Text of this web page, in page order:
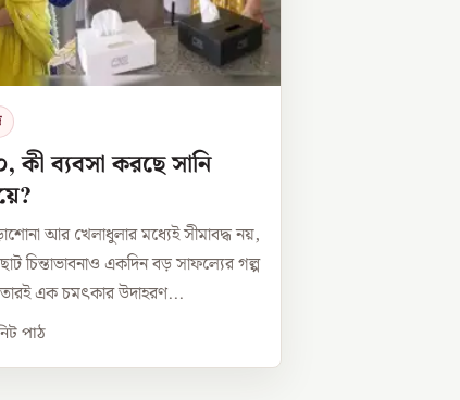
কী ব্যবসা করছে সানি
আর খেলাধুলার মধ্যেই সীমাবদ্ধ নয়,
চিন্তাভাবনাও একদিন বড় সাফল্যের গল্প
এক চমৎকার উদাহরণ...
পাঠ